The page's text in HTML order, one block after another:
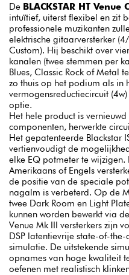
De BLACKSTAR HT
intuïtief, uiterst flexibel en zit
professionele muzikanten
elektrische gitaarversterker
Custom). Hij beschikt over
kanalen (twee stemmen per
Blues, Classic Rock of Metal
zo thuis op het podium als in
vermogensreductiecircuit
optie.
Het hele product is
componenten, herwerkte
Het gepatenteerde Blackstar
vertienvoudigt de
elke EQ potmeter te wijzigen.
Amerikaans of Engels
de positie van de speciale
nagalm is verbeterd. Op de
twee Dark Room en Light
kunnen worden bewerkt via
Venue Mk III versterkers zijn
DSP latentievrije state-of-
simulatie. De uitstekende
opnames van hoge kwaliteit
oefenen met realistisch